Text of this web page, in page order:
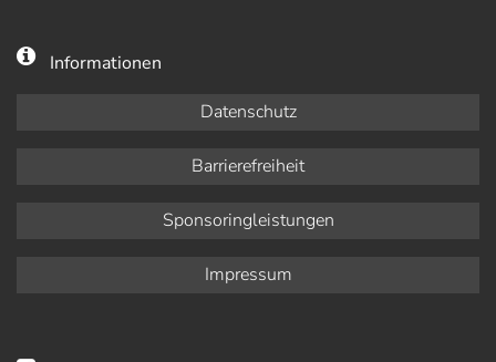
Informationen
Datenschutz
Barrierefreiheit
Sponsoringleistungen
Impressum